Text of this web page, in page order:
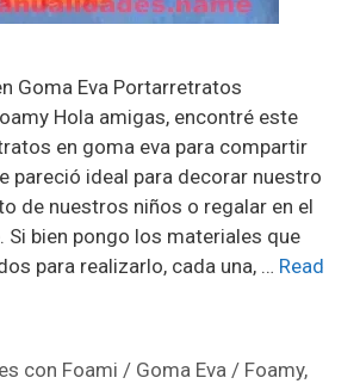
Goma Eva Portarretratos
Hola amigas, encontré este
en goma eva para compartir
pareció ideal para decorar nuestro
de nuestros niños o regalar en el
Si bien pongo los materiales que
para realizarlo, cada una, … Read
con Foami / Goma Eva / Foamy,